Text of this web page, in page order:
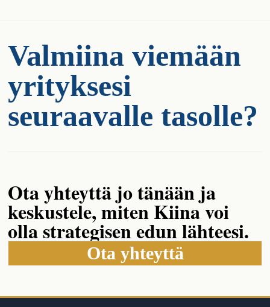
Valmiina viemään
yrityksesi
seuraavalle tasolle?
Ota yhteyttä jo tänään ja
keskustele, miten Kiina voi
olla strategisen edun lähteesi.
Ota yhteyttä